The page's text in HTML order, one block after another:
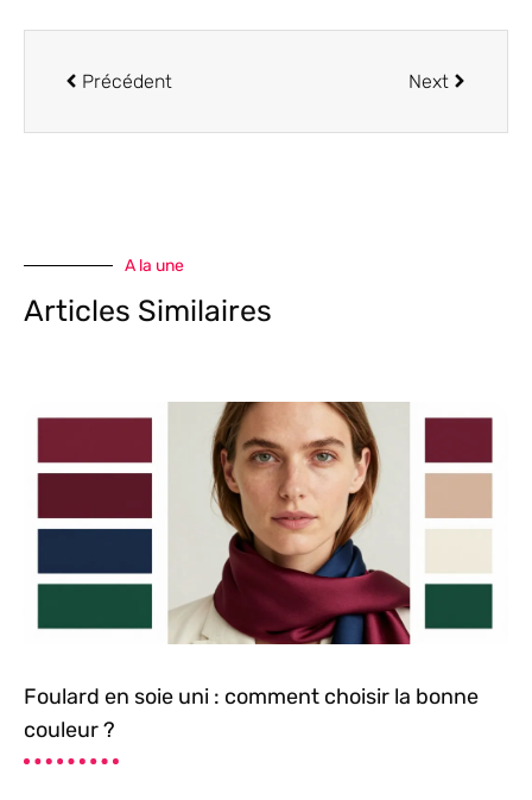
Précédent Next
A la une
Articles Similaires
Foulard en soie uni : comment choisir la bonne
couleur ?